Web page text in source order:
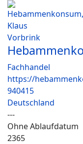
Fachhandel
https://
940415
Deutschland
---
Ohne Ablaufdatum
2365